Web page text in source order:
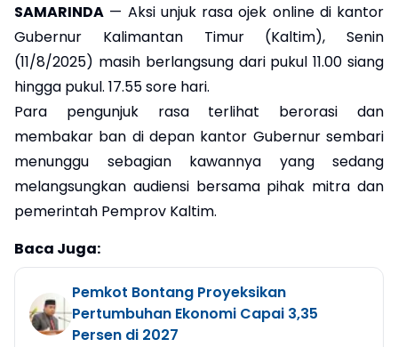
SAMARINDA — Aksi unjuk rasa ojek online di kantor
Gubernur Kalimantan Timur (Kaltim), Senin
(11/8/2025) masih berlangsung dari pukul 11.00 siang
hingga pukul. 17.55 sore hari.
Para pengunjuk rasa terlihat berorasi dan
membakar ban di depan kantor Gubernur sembari
menunggu sebagian kawannya yang sedang
melangsungkan audiensi bersama pihak mitra dan
pemerintah Pemprov Kaltim.
Baca Juga:
Pemkot Bontang Proyeksikan
Pertumbuhan Ekonomi Capai 3,35
Persen di 2027